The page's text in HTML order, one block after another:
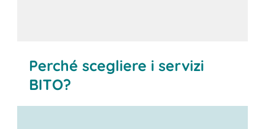
Perché scegliere i servizi
BITO?